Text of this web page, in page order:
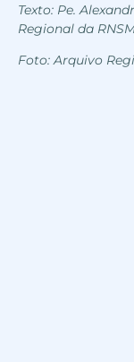
Texto: Pe.
Regional da
Foto: Arquivo